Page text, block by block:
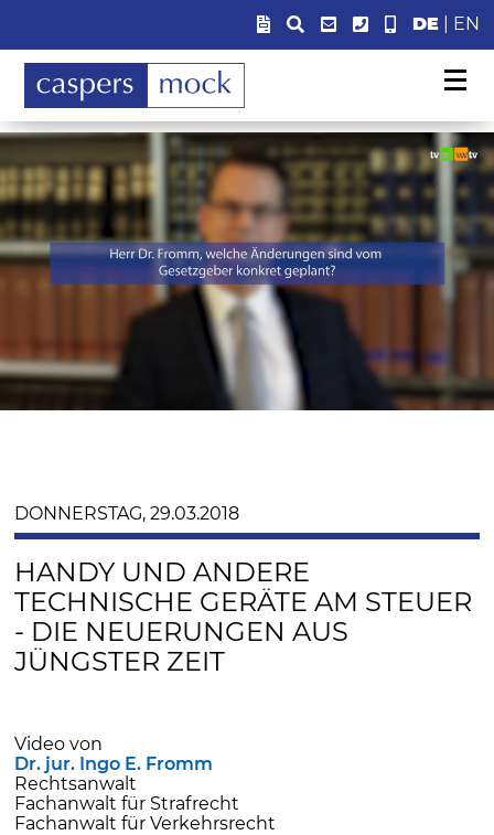
DE| EN
DONNERSTAG, 29.03.2018
HANDY UND ANDERE
TECHNISCHE GERÄTE AM STEUER
- DIE NEUERUNGEN AUS
JÜNGSTER ZEIT
Video von
Dr. jur. Ingo E. Fromm
Rechtsanwalt
Fachanwalt für Strafrecht
Fachanwalt für Verkehrsrecht